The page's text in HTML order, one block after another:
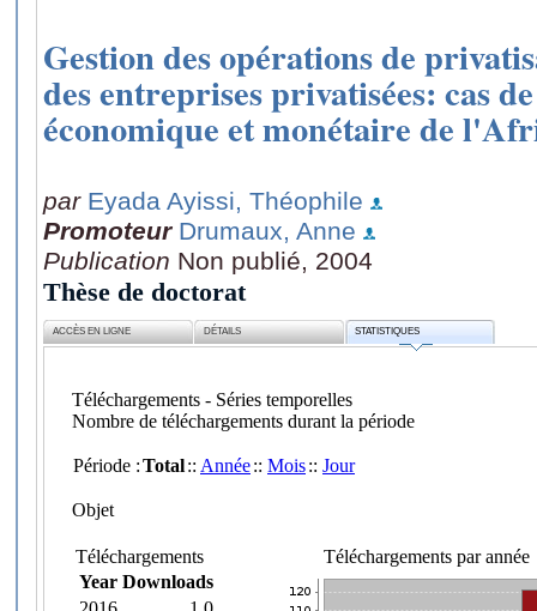
Gestion des opérations de
des entreprises privatisées: cas
économique et monétaire de
par Eyada Ayissi, Théophile
Promoteur Drumaux, Anne
Publication Non publié, 2004
Thèse de doctorat
ACCÈS EN LIGNE DÉTAILS STATISTIQUES